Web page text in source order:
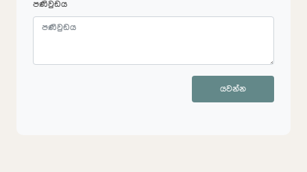
පණිවුඩය
යවන්න